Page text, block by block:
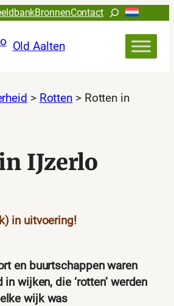
BronnenContactZoeken
Old Aalten
> Rotten > Rotten in
IJzerlo
in uitvoering!
en buurtschappen waren
wijken, die ‘rotten’ werden
wijk was